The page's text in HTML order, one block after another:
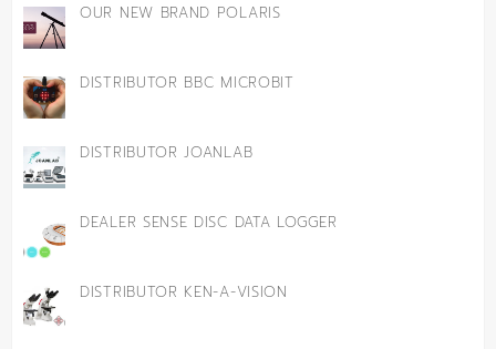
OUR NEW BRAND POLARIS
DISTRIBUTOR BBC MICROBIT
DISTRIBUTOR JOANLAB
DEALER SENSE DISC DATA LOGGER
DISTRIBUTOR KEN-A-VISION